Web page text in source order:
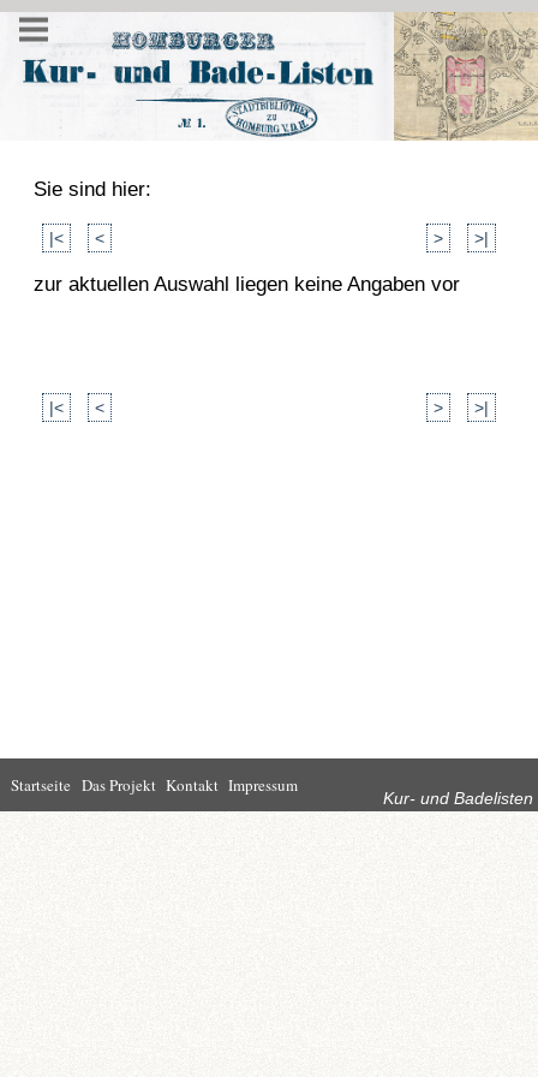
Sie sind hier:
|< < > >|
zur aktuellen Auswahl liegen keine Angaben vor
|< < > >|
Startseite
Leben in Bad
Homburg
Rathaus
Kultur Wirtschaft
Kur und
Tourismus
Kur- und Badelisten
Startseite Das Projekt Kontakt Impressum